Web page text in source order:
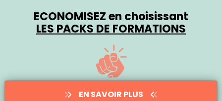
ECONOMISEZ en choisissant
LES PACKS DE FORMATIONS
EN SAVOIR PLUS